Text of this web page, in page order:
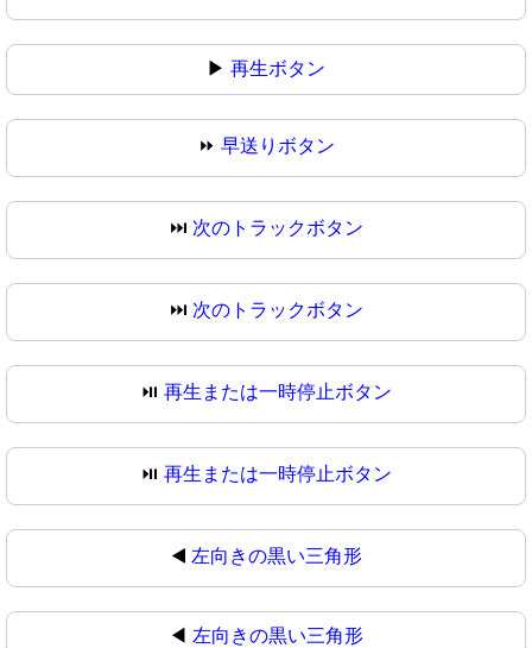
▶ 再生ボタン
⏩ 早送りボタン
⏭️ 次のトラックボタン
⏭ 次のトラックボタン
⏯️ 再生または一時停止ボタン
⏯ 再生または一時停止ボタン
◀️ 左向きの黒い三角形
◀ 左向きの黒い三角形